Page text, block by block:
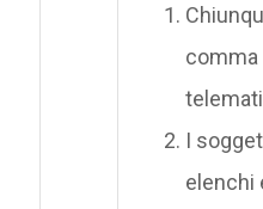
comma
I
elenchi